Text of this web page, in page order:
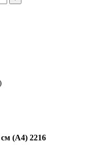
(А4) 2216